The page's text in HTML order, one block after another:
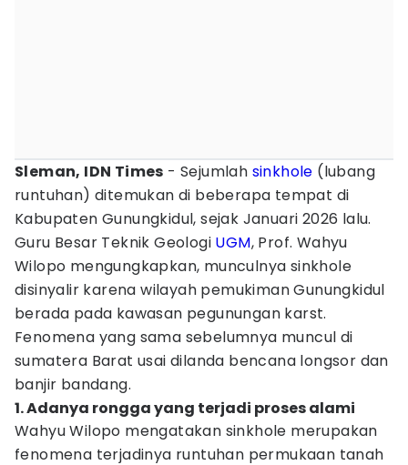
Sleman, IDN Times - Sejumlah sinkhole (lubang
runtuhan) ditemukan di beberapa tempat di
Kabupaten Gunungkidul, sejak Januari 2026 lalu.
Guru Besar Teknik Geologi UGM, Prof. Wahyu
Wilopo mengungkapkan, munculnya sinkhole
disinyalir karena wilayah pemukiman Gunungkidul
berada pada kawasan pegunungan karst.
Fenomena yang sama sebelumnya muncul di
sumatera Barat usai dilanda bencana longsor dan
banjir bandang.
1. Adanya rongga yang terjadi proses alami
Wahyu Wilopo mengatakan sinkhole merupakan
fenomena terjadinya runtuhan permukaan tanah